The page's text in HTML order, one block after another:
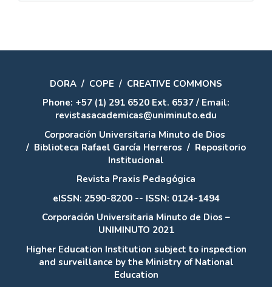
DORA / COPE / CREATIVE COMMONS
Phone: +57 (1) 291 6520 Ext. 6537 / Email:
revistasacademicas@uniminuto.edu
Corporación Universitaria Minuto de Dios
/ Biblioteca Rafael García Herreros / Repositorio
Institucional
Revista Praxis Pedagógica
eISSN: 2590-8200 -- ISSN: 0124-1494
Corporación Universitaria Minuto de Dios –
UNIMINUTO 2021
Higher Education Institution subject to inspection
and surveillance by the Ministry of National
Education